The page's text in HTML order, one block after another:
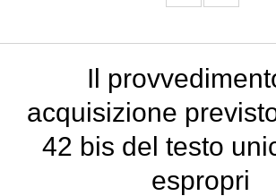
Il
acquisizione
42 bis del testo
espropri